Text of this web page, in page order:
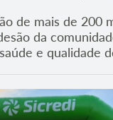
de mais de 200
da
e qualidade